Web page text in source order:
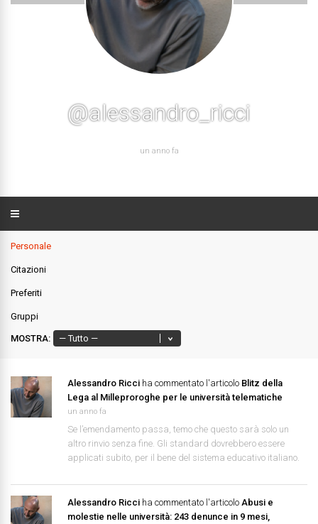
@alessandro_ricci
un anno fa
Personale
Citazioni
Preferiti
Gruppi
MOSTRA:
Alessandro Ricci ha commentato l'articolo Blitz della
Lega al Milleproroghe per le università telematiche
un anno fa
Se l’emendamento passa, temo che questo sarà solo un
altro rinvio senza fine. Gli standard dovrebbero essere
applicati subito, per il bene del sistema educativo italiano.
Alessandro Ricci ha commentato l'articolo Abusi e
molestie nelle università: 243 denunce in 9 mesi,